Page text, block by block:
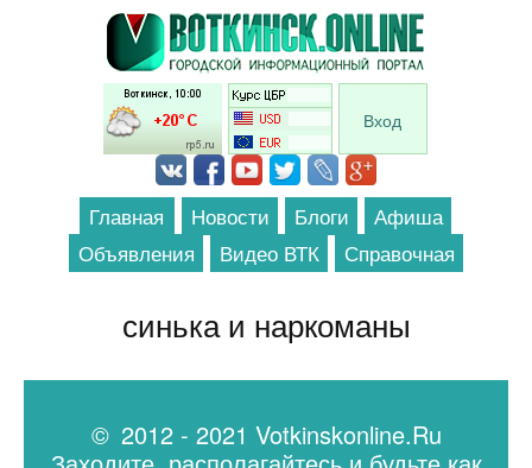
Перейти к основному содержанию
Вход
Главная Новости Блоги
Афиша
Объявления
Видео ВТК Справочная
синька и наркоманы
© 2012 - 2021 Votkinskonline.Ru